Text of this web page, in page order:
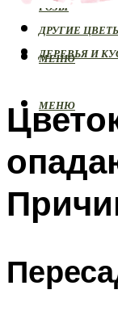
РОЗЫ
ДРУГИЕ
ДЕРЕВЬЯ И
МЕНЮ
МЕНЮ